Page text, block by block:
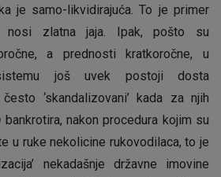
je samo-likvidirajuća. To je primer
nosi zlatna jaja. Ipak, pošto su
a prednosti kratkoročne, u
sistemu još uvek postoji dosta
‘skandalizovani’ kada za njih
bankrotira, nakon procedura kojim su
u ruke nekolicine rukovodilaca, to je
nekadašnje državne imovine